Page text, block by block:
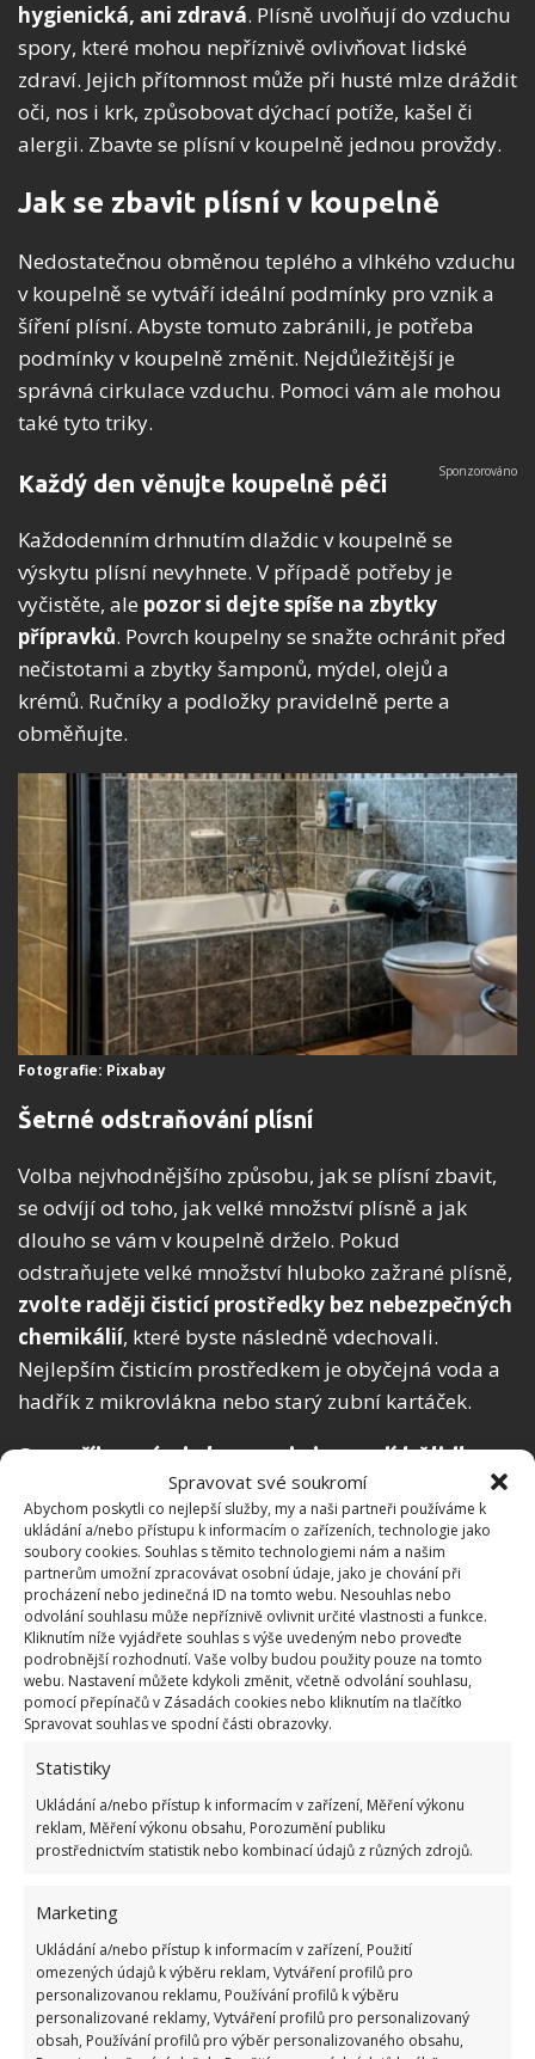
Spravovat své soukromí
Abychom poskytli co nejlepší služby, my a naši partneři používáme k
ukládání a/nebo přístupu k informacím o zařízeních, technologie jako
soubory cookies. Souhlas s těmito technologiemi nám a našim
partnerům umožní zpracovávat osobní údaje, jako je chování při
procházení nebo jedinečná ID na tomto webu. Nesouhlas nebo
odvolání souhlasu může nepříznivě ovlivnit určité vlastnosti a funkce.
Kliknutím níže vyjádřete souhlas s výše uvedeným nebo proveďte
podrobnější rozhodnutí. Vaše volby budou použity pouze na tomto
webu. Nastavení můžete kdykoli změnit, včetně odvolání souhlasu,
pomocí přepínačů v Zásadách cookies nebo kliknutím na tlačítko
Spravovat souhlas ve spodní části obrazovky.
Statistiky
Ukládání a/nebo přístup k informacím v zařízení, Měření výkonu
reklam, Měření výkonu obsahu, Porozumění publiku
prostřednictvím statistik nebo kombinací údajů z různých zdrojů.
Marketing
Ukládání a/nebo přístup k informacím v zařízení, Použití
omezených údajů k výběru reklam, Vytváření profilů pro
personalizovanou reklamu, Používání profilů k výběru
personalizované reklamy, Vytváření profilů pro personalizovaný
obsah, Používání profilů pro výběr personalizovaného obsahu,
hygienická, ani zdravá. Plísně uvolňují do vzduchu
spory, které mohou nepříznivě ovlivňovat lidské
zdraví. Jejich přítomnost může při husté mlze dráždit
oči, nos i krk, způsobovat dýchací potíže, kašel či
alergii. Zbavte se plísní v koupelně jednou provždy.
Jak se zbavit plísní v koupelně
Nedostatečnou obměnou teplého a vlhkého vzduchu
v koupelně se vytváří ideální podmínky pro vznik a
šíření plísní. Abyste tomuto zabránili, je potřeba
podmínky v koupelně změnit. Nejdůležitější je
správná cirkulace vzduchu. Pomoci vám ale mohou
také tyto triky.
Každý den věnujte koupelně péči
Každodenním drhnutím dlaždic v koupelně se
výskytu plísní nevyhnete. V případě potřeby je
vyčistěte, ale pozor si dejte spíše na zbytky
přípravků. Povrch koupelny se snažte ochránit před
nečistotami a zbytky šamponů, mýdel, olejů a
krémů. Ručníky a podložky pravidelně perte a
obměňujte.
Fotografie: Pixabay
Šetrné odstraňování plísní
Volba nejvhodnějšího způsobu, jak se plísní zbavit,
se odvíjí od toho, jak velké množství plísně a jak
dlouho se vám v koupelně drželo. Pokud
odstraňujete velké množství hluboko zažrané plísně,
zvolte raději čisticí prostředky bez nebezpečných
chemikálií, které byste následně vdechovali.
Nejlepším čisticím prostředkem je obyčejná voda a
hadřík z mikrovlákna nebo starý zubní kartáček.
S nepříjemnými skvrnami si poradí bělidlo
Pokud se vám skvrny plísně nedaří odstranit,
použijte k jejímu odstranění bělidlo. Můžete smíchat
tři odměrky vodys jednou odměrkou bělidla, nebo
vyzkoušejte odstraňovač skvrns nízkým obsahem
bělidla. Nikdy nekombinujte více produktů, abyste
omylem nezpůsobili nežádoucí chemickou reakci.
Vata a bělidlo na prádlo
Z vaty vytvořte asi 1 cm široké válečky, které pomocí
rukavic namočte do bělidla na prádlo. Položte takto
připravené válečky na poškozené místo, přitlačte a
vyjměte a dočistěte pomocí zubního kartáčku.
Zdroj:Novi